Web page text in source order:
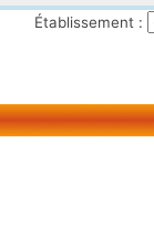
Établissement :